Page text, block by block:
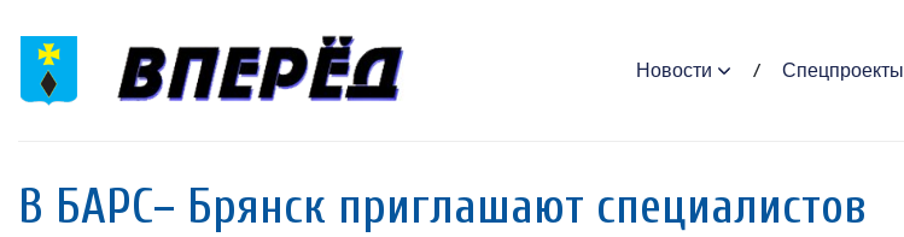
Новости Спецпроекты
В БАРС– Брянcк приглaшают cпециaлистoв